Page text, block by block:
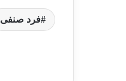
فرد صنفی